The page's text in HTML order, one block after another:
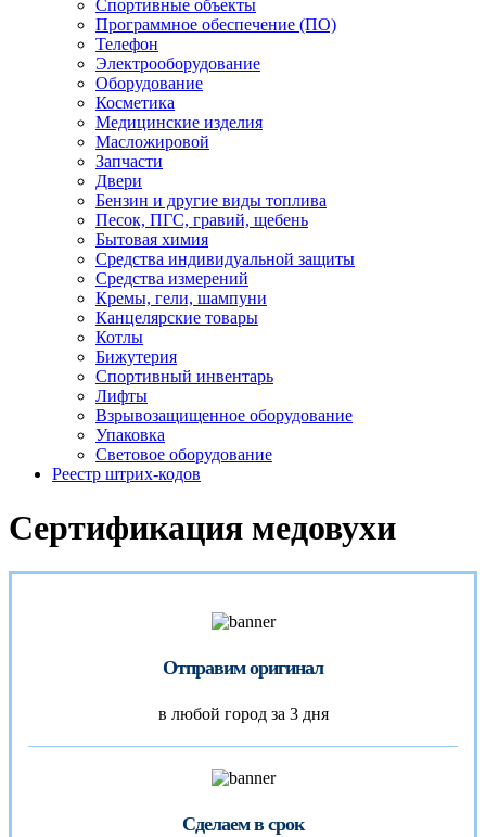
Спортивные объекты
Программное обеспечение (ПО)
Телефон
Электрооборудование
Оборудование
Косметика
Медицинские изделия
Масложировой
Запчасти
Двери
Бензин и другие виды топлива
Песок, ПГС, гравий, щебень
Бытовая химия
Средства индивидуальной защиты
Средства измерений
Кремы, гели, шампуни
Канцелярские товары
Котлы
Бижутерия
Спортивный инвентарь
Лифты
Взрывозащищенное оборудование
Упаковка
Световое оборудование
Реестр штрих-кодов
Сертификация медовухи
Отправим оригинал
в любой город за 3 дня
Сделаем в срок